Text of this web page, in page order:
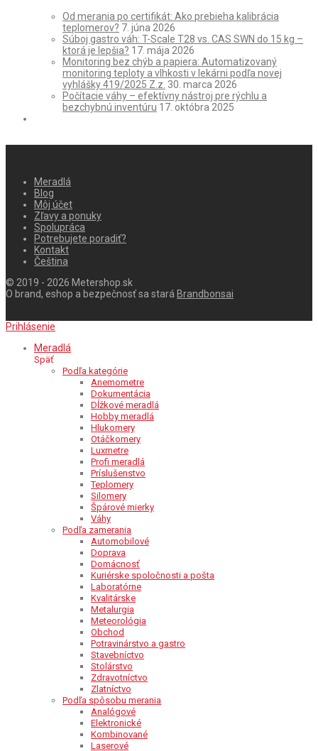
Od merania po certifikát: Ako prebieha kalibrácia
teplomerov? 7. júna 2026
Súboj gastro váh: T-Scale T28 vs. CAS SWN do 15 kg –
ktorá je lepšia? 17. mája 2026
Monitoring bez chýb a papiera: Automatizovaný
monitoring teploty a vlhkosti v lekárni podľa novej
vyhlášky 419/2025 Z.z. 30. marca 2026
Počítacie váhy – efektívny nástroj pre rýchlu a
bezchybnú inventúru 17. októbra 2025
Meradlá
Blog
Môj účet
Zľavy a ponuky
Spolupráca
Potrebujete poradiť?
Kontakt
Čeština
© 2019 - 2026 Metershop.sk
O brand, eshop a bezpečnosť sa stará Brandbonsai
Prihlásenie
Meradlá
Späť
Podľa kategórie
Anemometre
Dokumentácia
Dĺžkové meradlá
Hobby meradlá
Hlukomery
Otáčkomery
Luxmetre
Profi meradlá
Príslušenstvo
Teplomery
Silomery
Špárové mierky
Váhy
Podľa zamerania
Automobilové
Doprava
Domácnosť
Kuriérske spoločnosti a pošta
Laboratórne
Kvalitárske
Metalurgia
Meteorológia
Obchod
Potravinárstvo a gastro
Stavebníctvo
Stolárstvo
Zdravotníctvo
Zlatníctvo
Podľa spôsobu merania
Analógové
Elektronické
Kombinované
Laserové